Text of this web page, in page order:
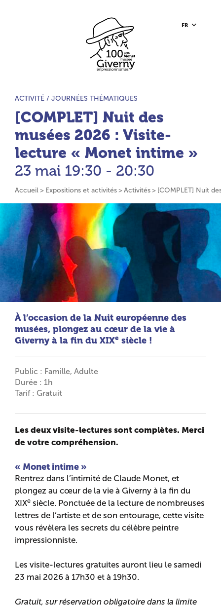
FR
Accueil du site
TYPE D’ACTIVITÉ :
ACTIVITÉ /JOURNÉES THÉMATIQUES
[COMPLET] Nuit des
musées 2026 : Visite-
lecture « Monet intime »
23 mai 19:30 - 20:30
Accueil Expositions et activités Activités [COMPLET] Nuit
À l’occasion de la Nuit européenne des
musées, plongez au cœur de la vie à
Giverny à la fin du XIXe siècle !
Public : Famille, Adulte
Durée : 1h
Tarif : Gratuit
Les deux visite-lectures sont complètes. Merci
de votre compréhension.
« Monet intime »
Rentrez dans l’intimité de Claude Monet, et
plongez au cœur de la vie à Giverny à la fin du
XIXe siècle. Ponctuée de la lecture de nombreuses
lettres de l’artiste et de son entourage, cette visite
vous révèlera les secrets du célèbre peintre
impressionniste.
Les visite-lectures gratuites auront lieu le samedi
23 mai 2026 à 17h30 et à 19h30.
Gratuit, sur réservation obligatoire dans la limite